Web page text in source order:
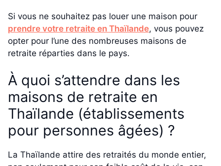
Si vous ne souhaitez pas louer une maison pour
prendre votre retraite en Thaïlande, vous pouvez
opter pour l’une des nombreuses maisons de
retraite réparties dans le pays.
À quoi s’attendre dans les
maisons de retraite en
Thaïlande (établissements
pour personnes âgées) ?
La Thaïlande attire des retraités du monde entier,